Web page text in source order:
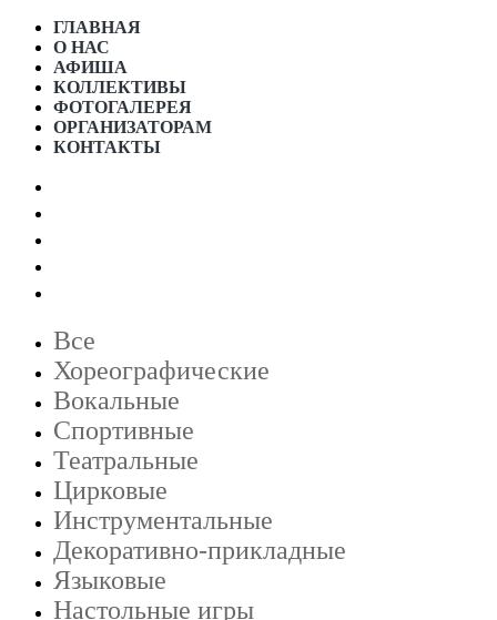
ГЛАВНАЯ
О НАС
АФИША
КОЛЛЕКТИВЫ
ФОТОГАЛЕРЕЯ
ОРГАНИЗАТОРАМ
КОНТАКТЫ
Все
Хореографические
Вокальные
Спортивные
Театральные
Цирковые
Инструментальные
Декоративно-прикладные
Языковые
Настольные игры